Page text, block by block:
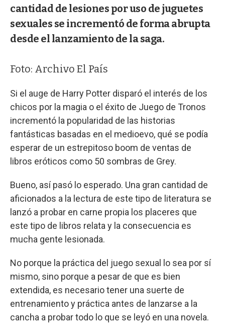
cantidad de lesiones por uso de juguetes
sexuales se incrementó de forma abrupta
desde el lanzamiento de la saga.
Foto: Archivo El País
Si el auge de Harry Potter disparó el interés de los
chicos por la magia o el éxito de Juego de Tronos
incrementó la popularidad de las historias
fantásticas basadas en el medioevo, qué se podía
esperar de un estrepitoso boom de ventas de
libros eróticos como 50 sombras de Grey.
Bueno, así pasó lo esperado. Una gran cantidad de
aficionados a la lectura de este tipo de literatura se
lanzó a probar en carne propia los placeres que
este tipo de libros relata y la consecuencia es
mucha gente lesionada.
No porque la práctica del juego sexual lo sea por sí
mismo, sino porque a pesar de que es bien
extendida, es necesario tener una suerte de
entrenamiento y práctica antes de lanzarse a la
cancha a probar todo lo que se leyó en una novela.